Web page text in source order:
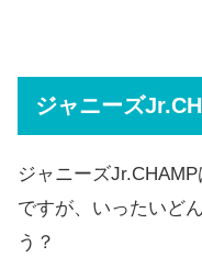
ジャニーズ
ジャニーズ
ですが、いったいど
う？